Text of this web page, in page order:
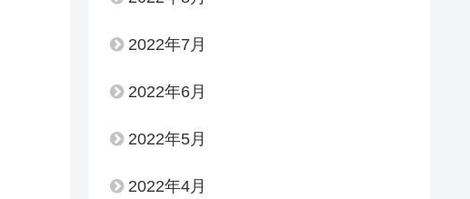
2022年7月
2022年6月
2022年5月
2022年4月